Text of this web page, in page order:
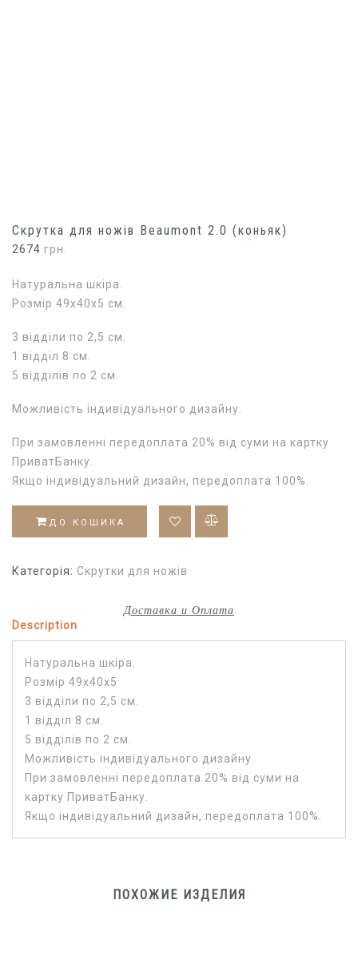
Скрутка для ножів Beaumont 2.0 (коньяк)
2674 грн.
Натуральна шкіра.
Розмір 49х40х5 см.
3 відділи по 2,5 см.
1 відділ 8 см.
5 відділів по 2 см.
Можливість індивідуального дизайну.
При замовленні передоплата 20% від суми на картку
ПриватБанку.
Якщо індивідуальний дизайн, передоплата 100%.
ДО КОШИКА
Категорія: Скрутки для ножів
Доставка и Оплата
Description
Натуральна шкіра.
Розмір 49х40х5
3 відділи по 2,5 см.
1 відділ 8 см.
5 відділів по 2 см.
Можливість індивідуального дизайну.
При замовленні передоплата 20% від суми на
картку ПриватБанку.
Якщо індивідуальний дизайн, передоплата 100%.
ПОХОЖИЕ ИЗДЕЛИЯ